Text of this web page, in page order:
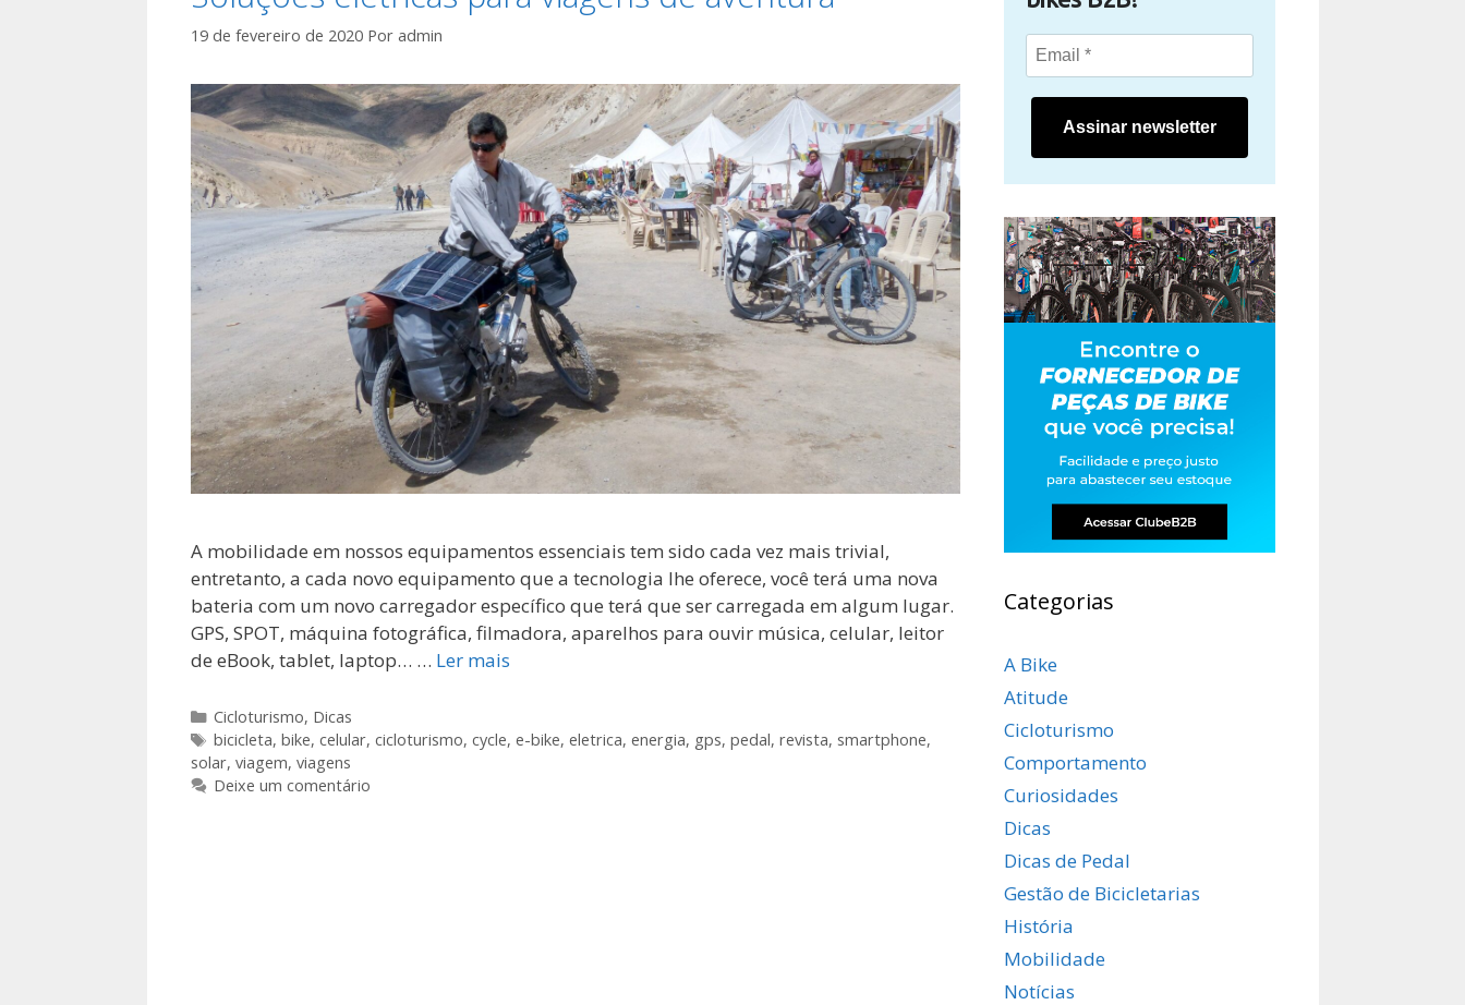
19 de fevereiro de 2020 Por admin
A mobilidade em nossos equipamentos essenciais tem sido cada vez mais trivial,
entretanto, a cada novo equipamento que a tecnologia lhe oferece, você terá uma nova
bateria com um novo carregador específico que terá que ser carregada em algum lugar.
GPS, SPOT, máquina fotográfica, filmadora, aparelhos para ouvir música, celular, leitor
de eBook, tablet, laptop… … Ler mais
Categorias
Cicloturismo, Dicas
Tags
bicicleta,bike,celular,cicloturismo,cycle,e-bike,eletrica,energia, gps,pedal,revista, smartphone,
solar, viagem, viagens
Deixe um comentário
Assinar newsletter
Categorias
A Bike
Atitude
Cicloturismo
Comportamento
Curiosidades
Dicas
Dicas de Pedal
Gestão de Bicicletarias
História
Mobilidade
Notícias